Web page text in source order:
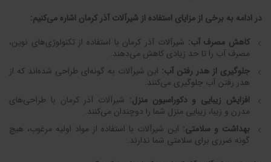
در ادامه به برخی از مزایای استفاده از شیرآلات آذر کرمان اشاره می‌کنیم:
کاهش مصرف آب: شیرآلات آذر کرمان با استفاده از تکنولوژی‌های نوین،
مصرف آب را تا حد زیادی کاهش می‌دهند.
جلوگیری از هدر رفتن آب: این شیرآلات به گونه‌ای طراحی شده‌اند که از
هدر رفتن آب جلوگیری می‌کنند.
افزایش زیبایی و دکوراسیون منزل: شیرآلات آذر کرمان با طراحی‌های
مدرن و زیبا، زیبایی منزل شما را دوچندان می‌کنند.
بهداشت و سلامتی: این شیرآلات با استفاده از مواد اولیه مرغوب، هیچ
گونه ضرری برای سلامتی شما ندارند.